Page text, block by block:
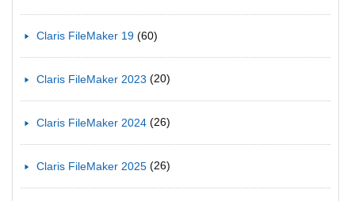
Claris FileMaker 19 (60)
Claris FileMaker 2023 (20)
Claris FileMaker 2024 (26)
Claris FileMaker 2025 (26)